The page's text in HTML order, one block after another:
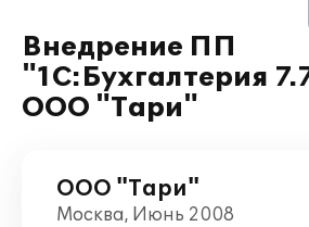
Внедрение ПП
"1С:Бухгалтерия
ООО "Тари"
ООО "Тари"
Москва, Июнь 2008